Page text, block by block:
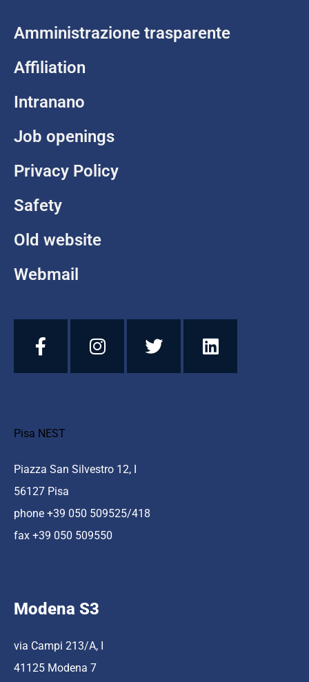
Amministrazione trasparente
Affiliation
Intranano
Job openings
Privacy Policy
Safety
Old website
Webmail
Pisa NEST
Piazza San Silvestro 12, I
56127 Pisa
phone +39 050 509525/418
fax +39 050 509550
Modena S3
via Campi 213/A, I
41125 Modena 7